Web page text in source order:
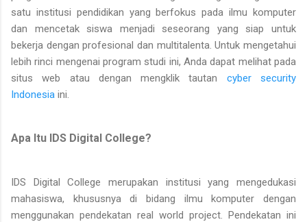
satu institusi pendidikan yang berfokus pada ilmu komputer
dan mencetak siswa menjadi seseorang yang siap untuk
bekerja dengan profesional dan multitalenta. Untuk mengetahui
lebih rinci mengenai program studi ini, Anda dapat melihat pada
situs web atau dengan mengklik tautan cyber security
Indonesia ini.
Apa Itu IDS Digital College?
IDS Digital College merupakan institusi yang mengedukasi
mahasiswa, khususnya di bidang ilmu komputer dengan
menggunakan pendekatan real world project. Pendekatan ini